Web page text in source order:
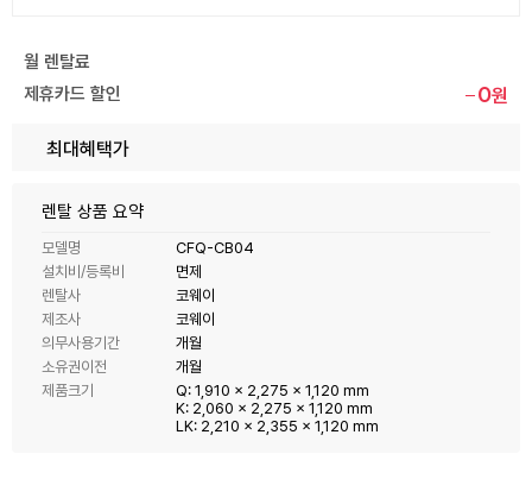
월 렌탈료
제휴카드 할인
0원
최대혜택가
렌탈 상품 요약
모델명
CFQ-CB04
설치비/등록비
면제
렌탈사
코웨이
제조사
코웨이
의무사용기간
개월
소유권이전
개월
제품크기
Q: 1,910 x 2,275 x 1,120 mm
K: 2,060 x 2,275 x 1,120 mm
LK: 2,210 x 2,355 x 1,120 mm